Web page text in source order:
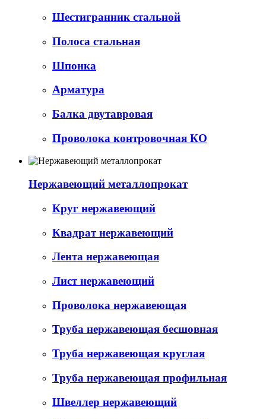
Шестигранник стальной
Полоса стальная
Шпонка
Арматура
Балка двутавровая
Проволока контровочная КО
Нержавеющий металлопрокат
Круг нержавеющий
Квадрат нержавеющий
Лента нержавеющая
Лист нержавеющий
Проволока нержавеющая
Труба нержавеющая бесшовная
Труба нержавеющая круглая
Труба нержавеющая профильная
Швеллер нержавеющий